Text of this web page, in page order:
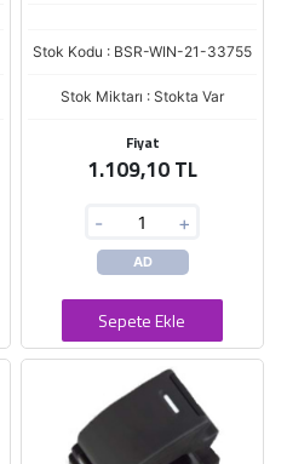
Stok Kodu : BSR-WIN-21-33755
Stok Miktarı : Stokta Var
Fiyat
1.109,10 TL
- +
AD
Sepete Ekle